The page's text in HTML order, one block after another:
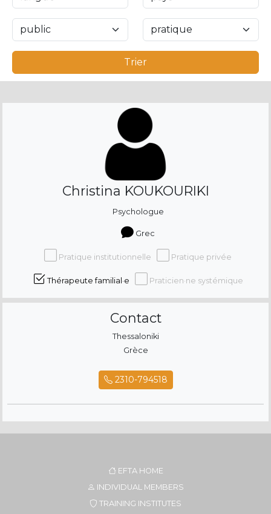
Trier
Christina KOUKOURIKI
Psychologue
Grec
Pratique institutionnelle Pratique privée
Thérapeute familial·e Praticien·ne systémique
Contact
Thessaloniki
Grèce
2310-794518
EFTA HOME
INDIVIDUAL MEMBERS
TRAINING INSTITUTES